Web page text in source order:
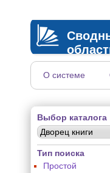
О системе
Выбор каталога
Тип поиска
Простой